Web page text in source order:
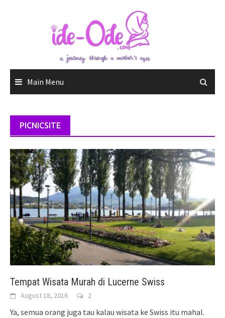
Main Menu
PICNICSITE
Tempat Wisata Murah di Lucerne Swiss
August 18, 2016 2
Ya, semua orang juga tau kalau wisata ke Swiss itu mahal.